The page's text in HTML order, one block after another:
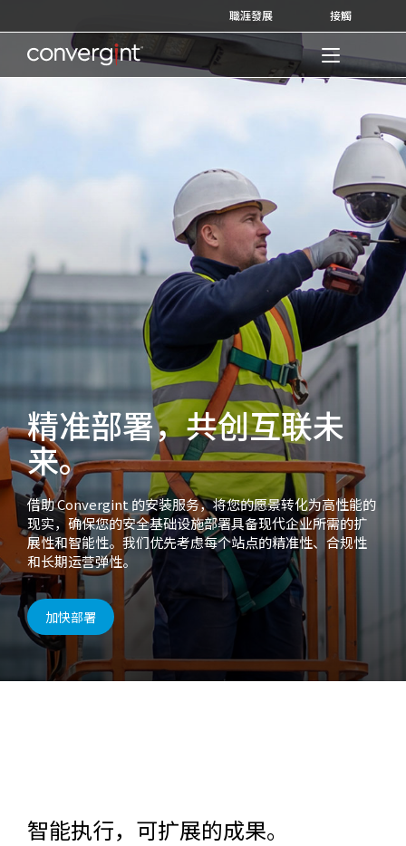
to
content
職涯發展 接觸
Home
精准部署，共创互联未
来。
借助 Convergint 的安装服务，将您的愿景转化为高性能的
现实，确保您的安全基础设施部署具备现代企业所需的扩
展性和智能性。我们优先考虑每个站点的精准性、合规性
和长期运营弹性。
加快部署
智能执行，可扩展的成果。